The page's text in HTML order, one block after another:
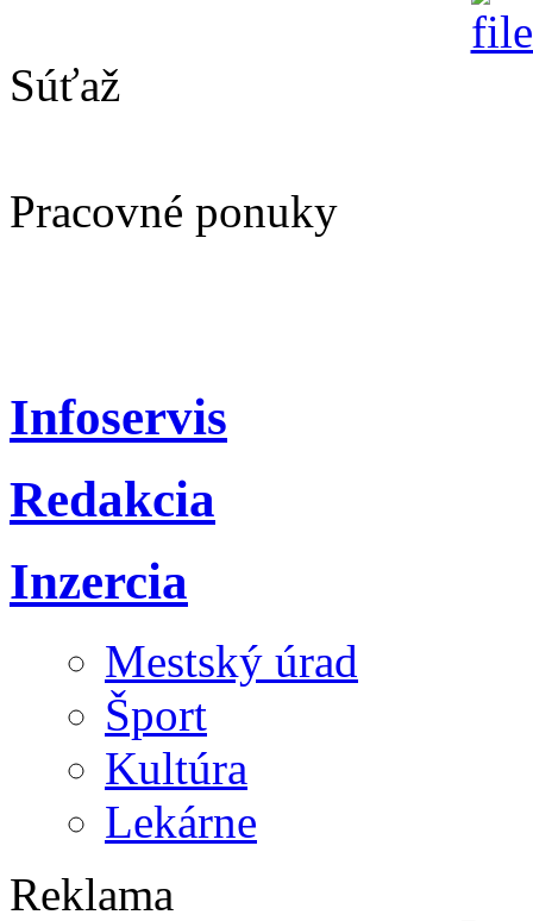
Súťaž
Pracovné ponuky
Infoservis
Redakcia
Inzercia
Mestský úrad
Šport
Kultúra
Lekárne
Reklama